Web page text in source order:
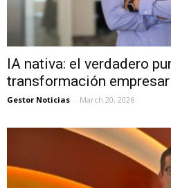
IA nativa: el verdadero
transformación
Gestor Noticias - March 20, 2026